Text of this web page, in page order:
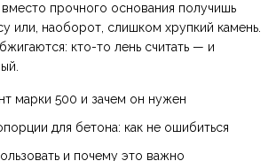
прочного основания получишь
или, наоборот, слишком хрупкий камень.
кто-то лень считать — и
марки 500 и зачем он нужен
для бетона: как не ошибиться
и почему это важно